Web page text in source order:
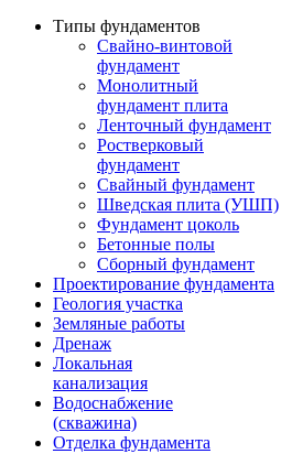
Типы фундаментов
Свайно-винтовой
фундамент
Монолитный
фундамент плита
Ленточный фундамент
Ростверковый
фундамент
Свайный фундамент
Шведская плита (УШП)
Фундамент цоколь
Бетонные полы
Сборный фундамент
Проектирование фундамента
Геология участка
Земляные работы
Дренаж
Локальная
канализация
Водоснабжение
(скважина)
Отделка фундамента